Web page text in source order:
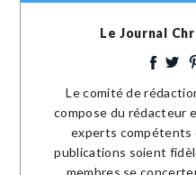
Le Journal
Le comité de
compose du rédacteur
experts compétents
publications soient